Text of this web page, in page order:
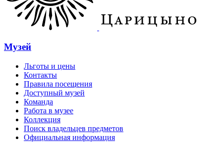
Музей
Льготы и цены
Контакты
Правила посещения
Доступный музей
Команда
Работа в музее
Коллекция
Поиск владельцев предметов
Официальная информация